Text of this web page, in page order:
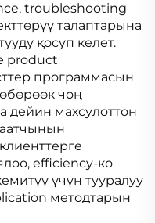
troubleshooting
талаптарына
қосуп келет.
product
программасын
чоң
дейин махсулоттон
efficiency-ко
үчүн тууралуу
методтарын